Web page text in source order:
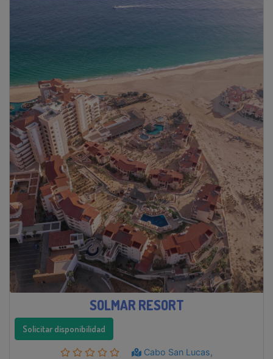
SOLMAR RESORT
Solicitar disponibilidad
Cabo San Lucas,